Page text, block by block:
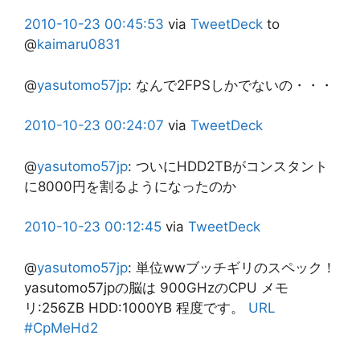
2010-10-23 00:45:53 via TweetDeck to
@kaimaru0831
@yasutomo57jp: なんで2FPSしかでないの・・・
2010-10-23 00:24:07 via TweetDeck
@yasutomo57jp: ついにHDD2TBがコンスタント
に8000円を割るようになったのか
2010-10-23 00:12:45 via TweetDeck
@yasutomo57jp: 単位wwブッチギリのスペック！
yasutomo57jpの脳は 900GHzのCPU メモ
リ:256ZB HDD:1000YB 程度です。 URL
#CpMeHd2